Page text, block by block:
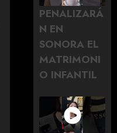
PENALIZARÁ
N EN
SONORA EL
MATRIMONI
O INFANTIL